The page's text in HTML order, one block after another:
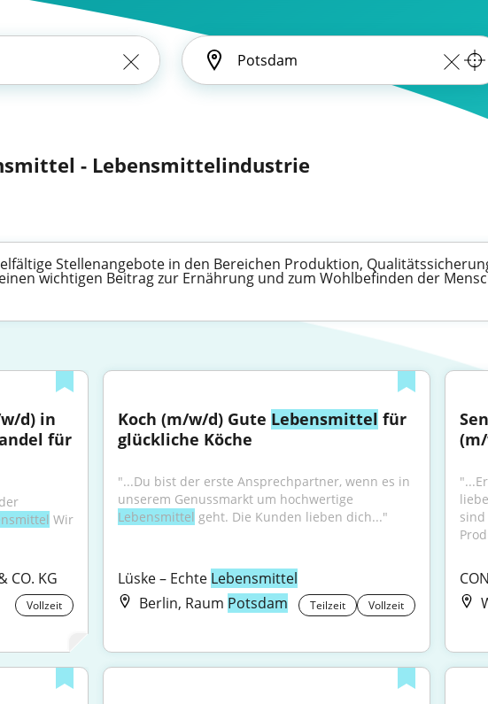
- Lebensmittelindustrie
Stellenangebote in den Bereichen Produktion,
wichtigen Beitrag zur Ernährung und zum Wohlbefinden der
d) in
Wir
CO. KG
Vollzeit
Koch (m/w/d) Gute Lebensmittel für
glückliche Köche
"...Du bist der erste Ansprechpartner, wenn es in
Lebensmittel geht. Die Kunden lieben dich..."
Lüske – Echte Lebensmittel
Berlin, Raum Potsdam Teilzeit Vollzeit
sind